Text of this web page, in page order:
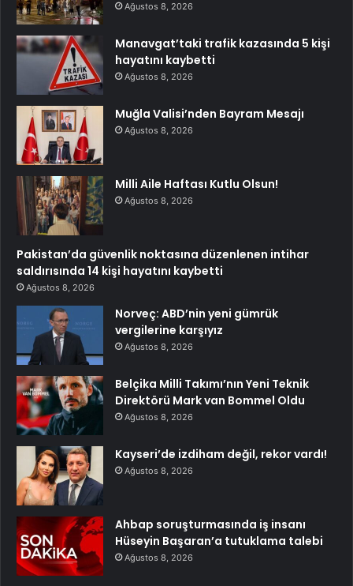
Ağustos 8, 2026
Manavgat’taki trafik kazasında 5 kişi
hayatını kaybetti
Ağustos 8, 2026
Muğla Valisi’nden Bayram Mesajı
Ağustos 8, 2026
Milli Aile Haftası Kutlu Olsun!
Ağustos 8, 2026
Pakistan’da güvenlik noktasına düzenlenen intihar
saldırısında 14 kişi hayatını kaybetti
Ağustos 8, 2026
Norveç: ABD’nin yeni gümrük
vergilerine karşıyız
Ağustos 8, 2026
Belçika Milli Takımı’nın Yeni Teknik
Direktörü Mark van Bommel Oldu
Ağustos 8, 2026
Kayseri’de izdiham değil, rekor vardı!
Ağustos 8, 2026
Ahbap soruşturmasında iş insanı
Hüseyin Başaran’a tutuklama talebi
Ağustos 8, 2026